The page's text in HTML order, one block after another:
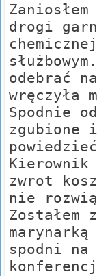
drogi
odebrać
wręczyła
Spodnie
Kierownik
zwrot
nie
Zostałem
spodni